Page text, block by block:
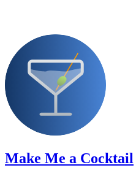
Make Me a Cocktail